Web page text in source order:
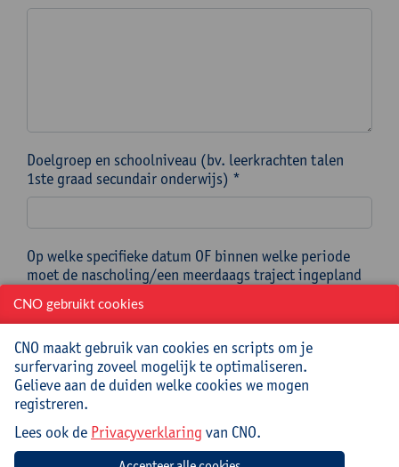
Doelgroep en schoolniveau (bv. leerkrachten talen
1ste graad secundair onderwijs) *
Op welke specifieke datum OF binnen welke periode
moet de nascholing/een meerdaags traject ingepland
In dit kalenderveld duid je een specifieke datum aan
nascholing/traject ingepland moet worden. *
Let op! Kies een datum die minstens 3 maanden na de
datum van vandaag ligt om het formulier te kunnen
verzenden.
CNO gebruikt cookies
CNO maakt gebruik van cookies en scripts om je
surfervaring zoveel mogelijk te optimaliseren.
Gelieve aan de duiden welke cookies we mogen
registreren.
Lees ook de Privacyverklaring van CNO.